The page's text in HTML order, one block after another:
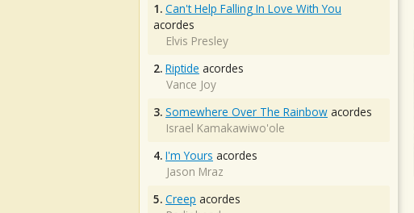
1. Can't Help Falling In Love With You
acordes
Elvis Presley
2. Riptide acordes
Vance Joy
3. Somewhere Over The Rainbow acordes
Israel Kamakawiwo'ole
4. I'm Yours acordes
Jason Mraz
5. Creep acordes